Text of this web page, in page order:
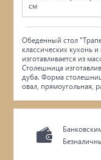
см
Обеденный стол
классических кухонь
изготавливается из
Столешница
дуба. Форма
овал, прямоугольная,